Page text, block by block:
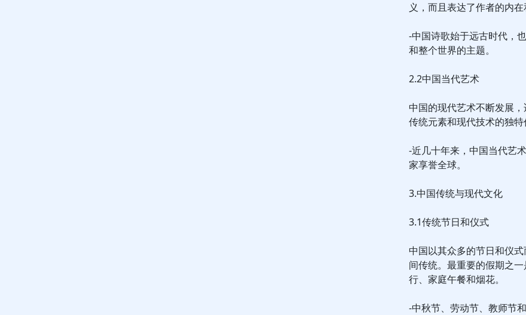
义，而且表达了作者的内在
-中国诗歌始于远古时代，
和整个世界的主题。
2.2中国当代艺术
中国的现代艺术不断发展
传统元素和现代技术的独特
-近几十年来，中国当代艺
家享誉全球。
3.中国传统与现代文化
3.1传统节日和仪式
中国以其众多的节日和仪
间传统。最重要的假期之
行、家庭午餐和烟花。
-中秋节、劳动节、教师节